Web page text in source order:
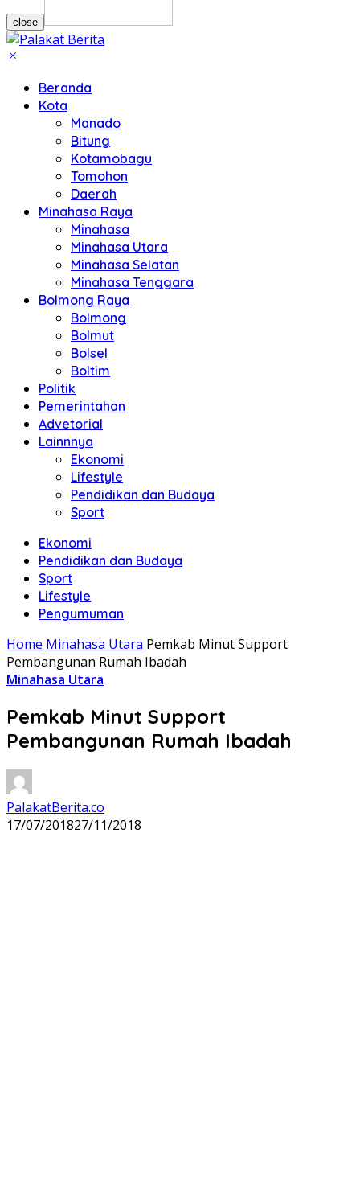
close
Beranda
Kota
Manado
Bitung
Kotamobagu
Tomohon
Daerah
Minahasa Raya
Minahasa
Minahasa Utara
Minahasa Selatan
Minahasa Tenggara
Bolmong Raya
Bolmong
Bolmut
Bolsel
Boltim
Politik
Pemerintahan
Advetorial
Lainnnya
Ekonomi
Lifestyle
Pendidikan dan Budaya
Sport
Ekonomi
Pendidikan dan Budaya
Sport
Lifestyle
Pengumuman
Home Minahasa Utara Pemkab Minut Support
Pembangunan Rumah Ibadah
Minahasa Utara
Pemkab Minut Support
Pembangunan Rumah Ibadah
PalakatBerita.co
17/07/201827/11/2018